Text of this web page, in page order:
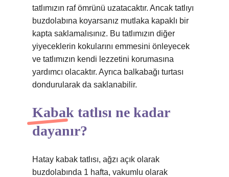
tatlımızın raf ömrünü uzatacaktır. Ancak tatlıyı
buzdolabına koyarsanız mutlaka kapaklı bir
kapta saklamalısınız. Bu tatlımızın diğer
yiyeceklerin kokularını emmesini önleyecek
ve tatlımızın kendi lezzetini korumasına
yardımcı olacaktır. Ayrıca balkabağı turtası
dondurularak da saklanabilir.
Kabak tatlısı ne kadar
dayanır?
Hatay kabak tatlısı, ağzı açık olarak
buzdolabında 1 hafta, vakumlu olarak